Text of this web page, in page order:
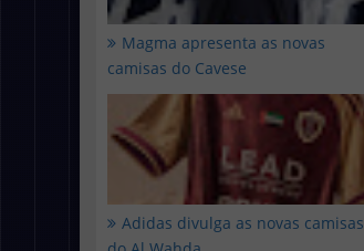
Magma apresenta as novas
camisas do Cavese
Adidas divulga as novas camisas